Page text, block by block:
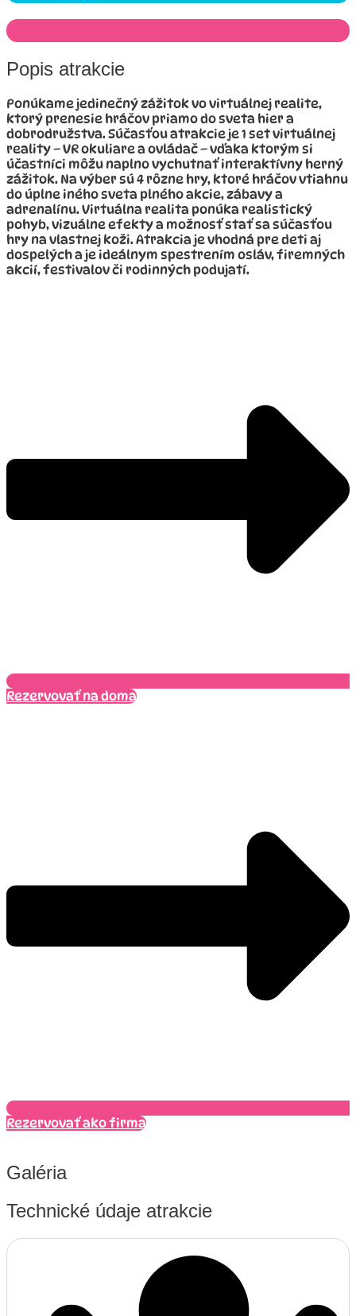
Popis atrakcie
Ponúkame jedinečný zážitok vo virtuálnej realite,
ktorý prenesie hráčov priamo do sveta hier a
dobrodružstva. Súčasťou atrakcie je 1 set virtuálnej
reality – VR okuliare a ovládač – vďaka ktorým si
účastníci môžu naplno vychutnať interaktívny herný
zážitok. Na výber sú 4 rôzne hry, ktoré hráčov vtiahnu
do úplne iného sveta plného akcie, zábavy a
adrenalínu. Virtuálna realita ponúka realistický
pohyb, vizuálne efekty a možnosť stať sa súčasťou
hry na vlastnej koži. Atrakcia je vhodná pre deti aj
dospelých a je ideálnym spestrením osláv, firemných
akcií, festivalov či rodinných podujatí.
Rezervovať na doma
Rezervovať ako firma
Galéria
Technické údaje atrakcie